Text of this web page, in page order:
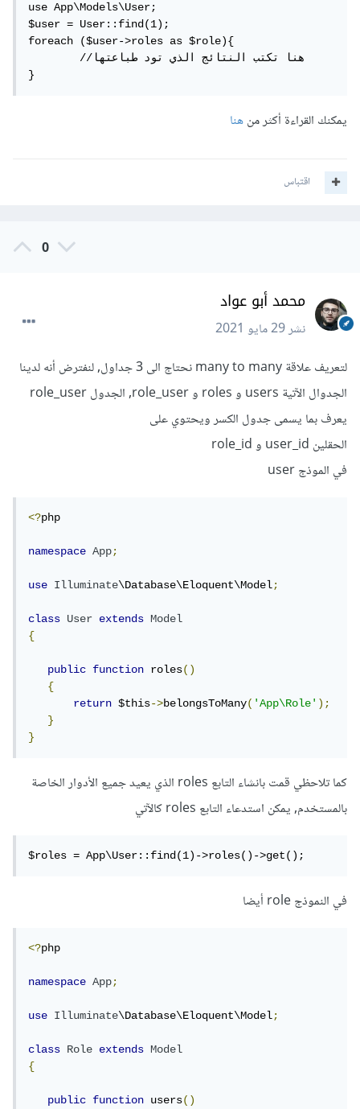
use App\Models\User;
$user = User::find(1);
foreach ($user->roles as $role){
	//هنا تكتب النتائج الذي تود طباعتها
}
يمكنك القراءة أكثر منهنا
اقتباس
0
محمد أبو عواد
نشر29 مايو 2021
لتعريف علاقة many to many نحتاج الى 3 جداول, لنفترض أنه لدينا
الجدوال الآتية users و roles و role_user, الجدول role_user
يعرف بما يسمى جدول الكسر ويحتوي على
الحقلين user_id و role_id
في الموذج user
<?php
namespace App;
use Illuminate\Database\Eloquent\Model;
class User extends
Model
{
public function roles()
{
return $this->belongsToMany('App\Role');
}
}
كما تلاحظي قمت بانشاء التابع roles الذي يعيد جميع الأدوار الخاصة
بالمستخدم, يمكن استدعاء التابع roles كالآتي
$roles = App\User::find(1)->roles()->get();
في النموذج role أيضا
<?php
namespace App;
use Illuminate\Database\Eloquent\Model;
class Role extends
Model
{
public function users()